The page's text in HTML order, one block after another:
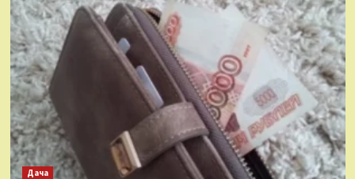
Дача